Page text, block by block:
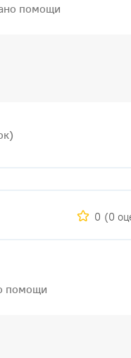
помощи
0 (0
помощи